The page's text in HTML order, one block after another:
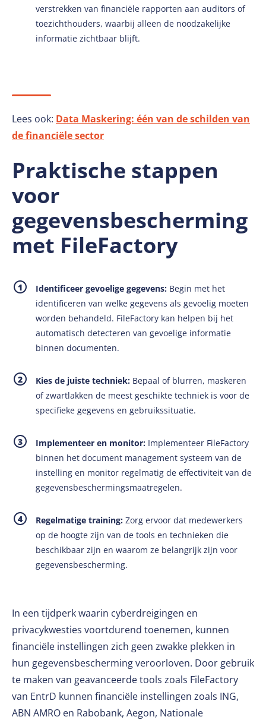
verstrekken van financiële rapporten aan auditors of
toezichthouders, waarbij alleen de noodzakelijke
informatie zichtbaar blijft.
Lees ook: Data Maskering: één van de schilden van
de financiële sector
Praktische stappen
voor
gegevensbescherming
met FileFactory
Identificeer gevoelige gegevens: Begin met het
identificeren van welke gegevens als gevoelig moeten
worden behandeld. FileFactory kan helpen bij het
automatisch detecteren van gevoelige informatie
binnen documenten.
Kies de juiste techniek: Bepaal of blurren, maskeren
of zwartlakken de meest geschikte techniek is voor de
specifieke gegevens en gebruikssituatie.
Implementeer en monitor: Implementeer FileFactory
binnen het document management systeem van de
instelling en monitor regelmatig de effectiviteit van de
gegevensbeschermingsmaatregelen.
Regelmatige training: Zorg ervoor dat medewerkers
op de hoogte zijn van de tools en technieken die
beschikbaar zijn en waarom ze belangrijk zijn voor
gegevensbescherming.
In een tijdperk waarin cyberdreigingen en
privacykwesties voortdurend toenemen, kunnen
financiële instellingen zich geen zwakke plekken in
hun gegevensbescherming veroorloven. Door gebruik
te maken van geavanceerde tools zoals FileFactory
van EntrD kunnen financiële instellingen zoals ING,
ABN AMRO en Rabobank, Aegon, Nationale